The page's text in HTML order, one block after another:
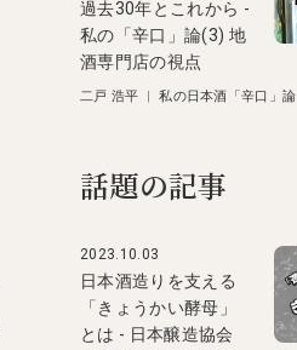
過去30年とこれから -
私の「辛口」論(3) 地
酒専門店の視点
二戸 浩平 |私の日本酒「辛口」論
話題の記事
2023.10.03
日本酒造りを支える
「きょうかい酵母」
とは - 日本醸造協会